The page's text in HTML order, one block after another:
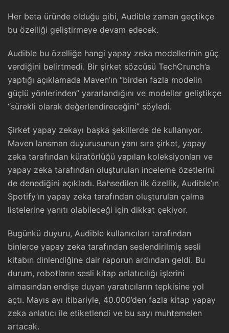
Her beta üründe olduğu gibi, Audible zaman geçtikçe
bu özelliği geliştirmeye devam edecek.
Audible bu özelliğe hangi yapay zeka modellerinin güç
verdiğini belirtmedi. Bir şirket sözcüsü TechCrunch’a
yaptığı açıklamada Maven’ın “birden fazla modelin
güçlü yönlerinden” yararlandığını ve modeller geliştikçe
“sürekli olarak değerlendireceğini” söyledi.
Şirket yapay zekayı başka şekillerde de kullanıyor.
Maven lansman duyurusunun yanı sıra şirket, yapay
zeka tarafından küratörlüğü yapılan koleksiyonları ve
yapay zeka tarafından oluşturulan inceleme özetlerini
de denediğini açıkladı. Bahsedilen ilk özellik, Audible’ın
Spotify’ın yapay zeka tarafından oluşturulan çalma
listelerine yanıtı olabileceği için dikkat çekiyor.
Bugünkü duyuru, Audible kullanıcıları tarafından
binlerce yapay zeka tarafından seslendirilmiş sesli
kitabın dinlendiğine dair raporun ardından geldi. Bu
durum, robotların sesli kitap anlatıcılığı işlerini
almasından endişe duyan yaratıcıların tepkisine yol
açtı. Mayıs ayı itibariyle, 40.000’den fazla kitap yapay
zeka anlatıcı ile etiketlendi ve bu sayı muhtemelen
artacak.